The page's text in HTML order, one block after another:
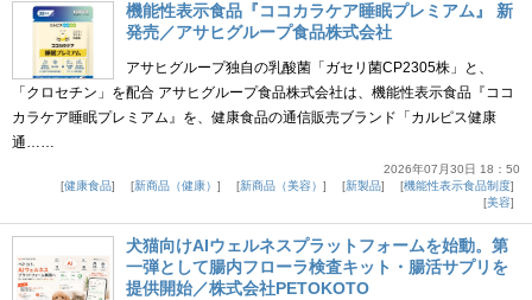
機能性表示食品『ココカラケア睡眠プレミアム』 新
発売／アサヒグループ食品株式会社
アサヒグループ独自の乳酸菌「ガセリ菌CP2305株」と、
「クロセチン」を配合 アサヒグループ食品株式会社は、機能性表示食品『ココ
カラケア睡眠プレミアム』を、健康食品の通信販売ブランド「カルピス健康
通……
2026年07月30日 18：50
健康食品
新商品（健康） 新商品（美容） 新製品
機能性表示食品制度
美容
犬猫向けAIウェルネスプラットフォームを始動。第
一弾として腸内フローラ検査キット・腸活サプリを
提供開始／株式会社PETOKOTO